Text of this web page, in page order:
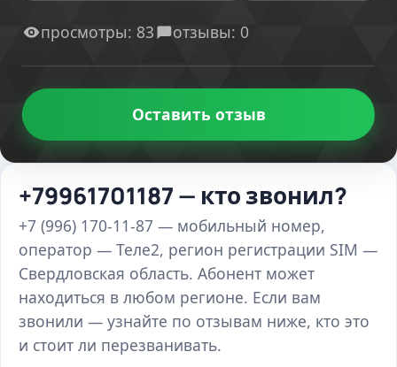
просмотры: 83 отзывы: 0
Оставить отзыв
+79961701187 — кто звонил?
+7 (996) 170-11-87 — мобильный номер,
оператор — Теле2, регион регистрации SIM —
Свердловская область. Абонент может
находиться в любом регионе. Если вам
звонили — узнайте по отзывам ниже, кто это
и стоит ли перезванивать.